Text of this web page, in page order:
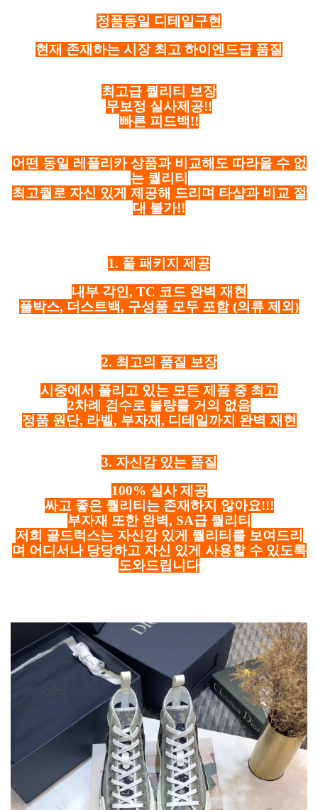
정품동일 디테일구현
현재 존재하는 시장 최고 하이엔드급 품질
최고급 퀄리티 보장
무보정 실사제공!!
빠른 피드백!!
어떤 동일 레플리카 상품과 비교해도 따라올 수 없
는 퀄리티
최고퀄로 자신 있게 제공해 드리며 타샵과 비교 절
대 불가!!
1. 풀 패키지 제공
내부 각인, TC 코드 완벽 재현
풀박스, 더스트백, 구성품 모두 포함 (의류 제외)
2. 최고의 품질 보장
시중에서 풀리고 있는 모든 제품 중 최고
2차례 검수로 불량률 거의 없음
정품 원단, 라벨, 부자재, 디테일까지 완벽 재현
3. 자신감 있는 품질
100% 실사 제공
싸고 좋은 퀄리티는 존재하지 않아요!!!
부자재 또한 완벽, SA급 퀄리티
저희 골드럭스는 자신감 있게 퀄리티를 보여드리
며 어디서나 당당하고 자신 있게 사용할 수 있도록
도와드립니다